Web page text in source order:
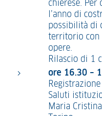
chierese.
l’anno di
possibilità di
territorio con
opere.
Rilascio di 1
ore 16.30 –
Saluti
Maria